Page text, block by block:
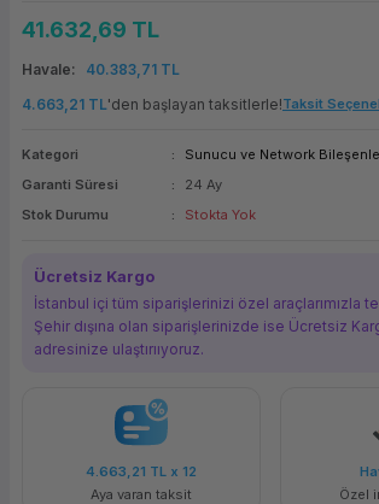
(Firewall)
Makinesi
Yedekleme
41.632,69 TL
Havale
40.383,71 TL
4.663,21 TL'den başlayan taksitlerle!Taksit
Kategori
Sunucu ve Network
Garanti Süresi
24 Ay
Stok Durumu
Stokta Yok
Ücretsiz Kargo
İstanbul içi tüm siparişlerinizi özel araçlarımızla
Şehir dışına olan siparişlerinizde ise Ücretsiz
adresinize ulaştırııyoruz.
4.663,21 TL x 12
Aya varan taksit
Özel